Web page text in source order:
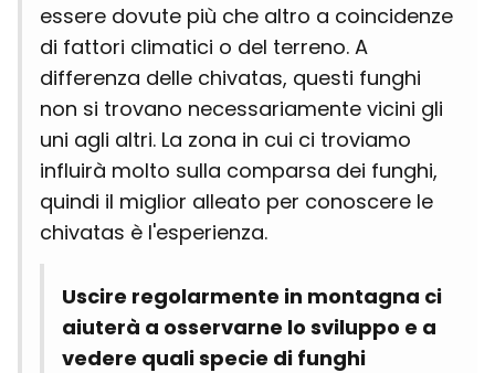
essere dovute più che altro a coincidenze
di fattori climatici o del terreno. A
differenza delle chivatas, questi funghi
non si trovano necessariamente vicini gli
uni agli altri. La zona in cui ci troviamo
influirà molto sulla comparsa dei funghi,
quindi il miglior alleato per conoscere le
chivatas è l'esperienza.
Uscire regolarmente in montagna ci
aiuterà a osservarne lo sviluppo e a
vedere quali specie di funghi